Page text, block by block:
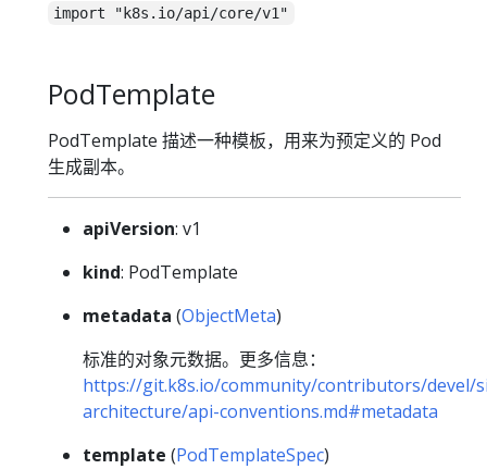
import "k8s.io/api/core/v1"
PodTemplate
PodTemplate 描述一种模板，用来为预定义的 Pod
生成副本。
apiVersion: v1
kind: PodTemplate
metadata (ObjectMeta)
标准的对象元数据。更多信息：
https://git.k8s.io/community/contributors/devel/
architecture/api-conventions.md#metadata
template (PodTemplateSpec)